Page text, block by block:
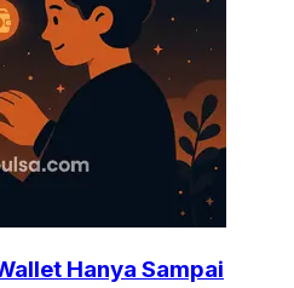
Hanya Sampai